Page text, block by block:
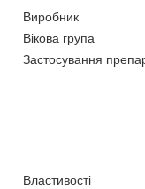
Виробник
Вікова група
Застосування
Властивості